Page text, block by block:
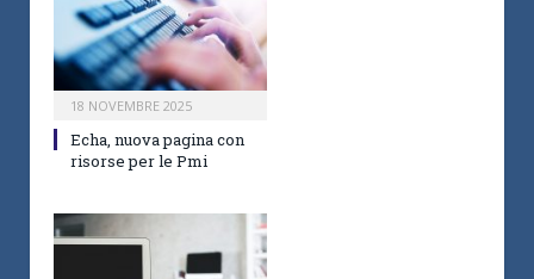
18 NOVEMBRE 2025
Echa, nuova pagina con
risorse per le Pmi